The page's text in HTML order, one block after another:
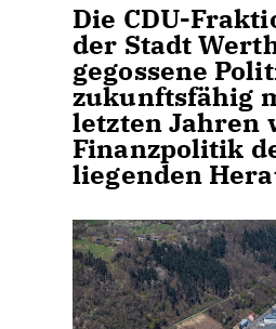
Die CDU-
der Stadt
gegossene
zukunftsfähig
letzten Jahren
Finanzpolitik
liegenden